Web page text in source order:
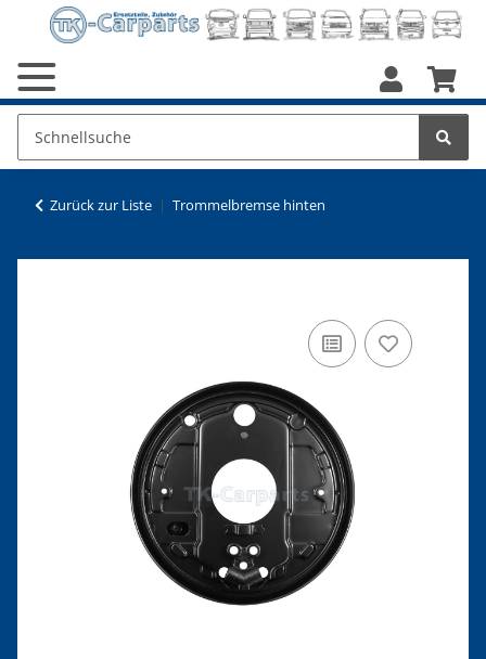
Zurück zur Liste Trommelbremse hinten